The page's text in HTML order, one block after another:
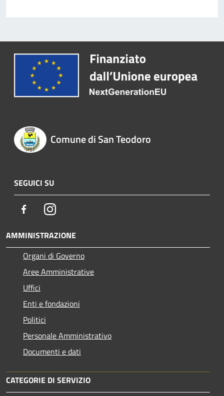
Comune di San Teodoro
SEGUICI SU
FacebookInstagram
AMMINISTRAZIONE
Organi di Governo
Aree Amministrative
Uffici
Enti e fondazioni
Politici
Personale Amministrativo
Documenti e dati
CATEGORIE DI SERVIZIO